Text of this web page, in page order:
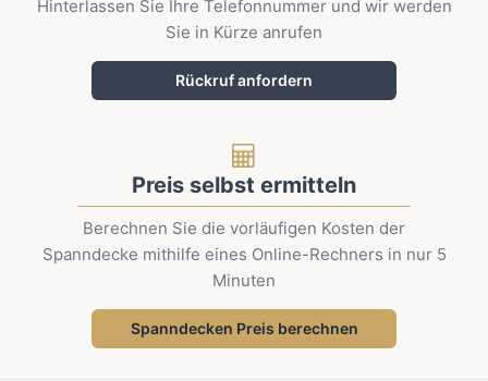
Hinterlassen Sie Ihre Telefonnummer und wir werden
Sie in Kürze anrufen
Rückruf anfordern
Preis selbst ermitteln
Berechnen Sie die vorläufigen Kosten der
Spanndecke mithilfe eines Online-Rechners in nur 5
Minuten
Spanndecken Preis berechnen